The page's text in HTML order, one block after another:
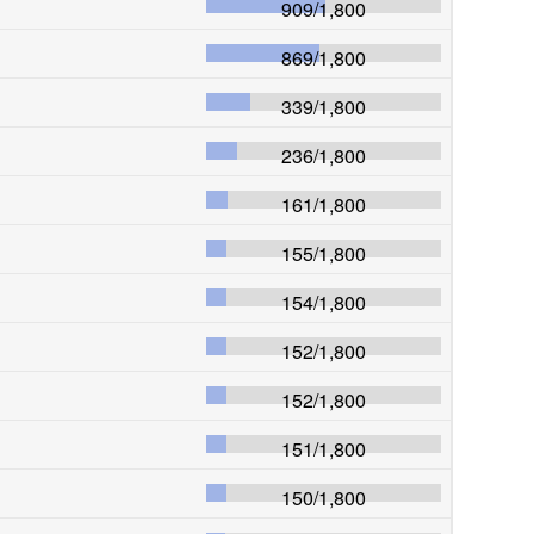
909/1,800
869/1,800
339/1,800
236/1,800
161/1,800
155/1,800
154/1,800
152/1,800
152/1,800
151/1,800
150/1,800